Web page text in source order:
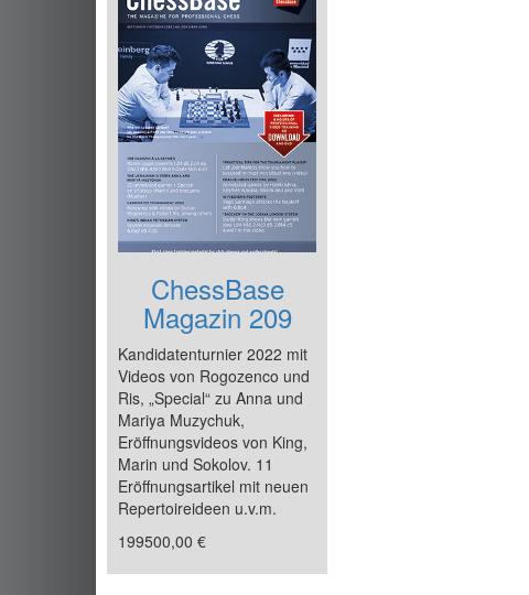
ChessBase
Magazin 209
Kandidatenturnier 2022 mit
Videos von Rogozenco und
Ris, „Special“ zu Anna und
Mariya Muzychuk,
Eröffnungsvideos von King,
Marin und Sokolov. 11
Eröffnungsartikel mit neuen
Repertoireideen u.v.m.
199500,00 €